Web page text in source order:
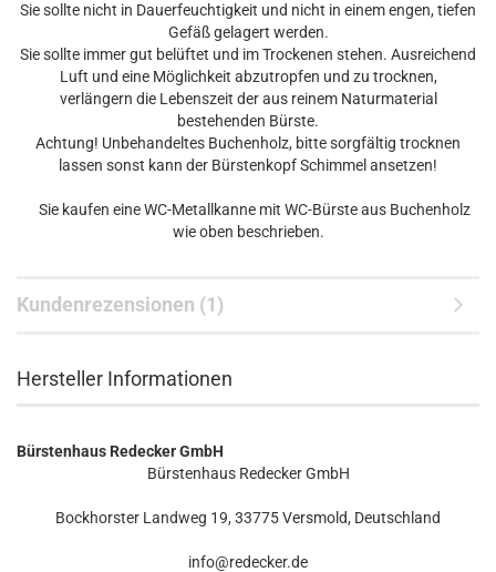
Sie sollte nicht in Dauerfeuchtigkeit und nicht in einem engen, tiefen
Gefäß gelagert werden.
Sie sollte immer gut belüftet und im Trockenen stehen. Ausreichend
Luft und eine Möglichkeit abzutropfen und zu trocknen,
verlängern die Lebenszeit der aus reinem Naturmaterial
bestehenden Bürste.
Achtung! Unbehandeltes Buchenholz, bitte sorgfältig trocknen
lassen sonst kann der Bürstenkopf Schimmel ansetzen!
Sie kaufen eine WC-Metallkanne mit WC-Bürste aus Buchenholz
wie oben beschrieben.
Kundenrezensionen (1)
Hersteller Informationen
Bürstenhaus Redecker GmbH
Bürstenhaus Redecker GmbH
Bockhorster Landweg 19, 33775 Versmold, Deutschland
info@redecker.de